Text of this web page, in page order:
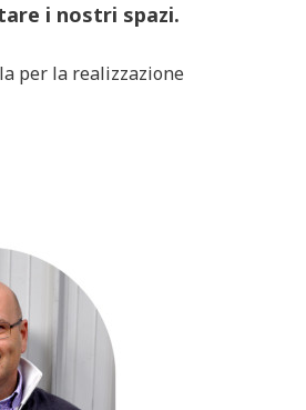
i nostri spazi.
per la realizzazione